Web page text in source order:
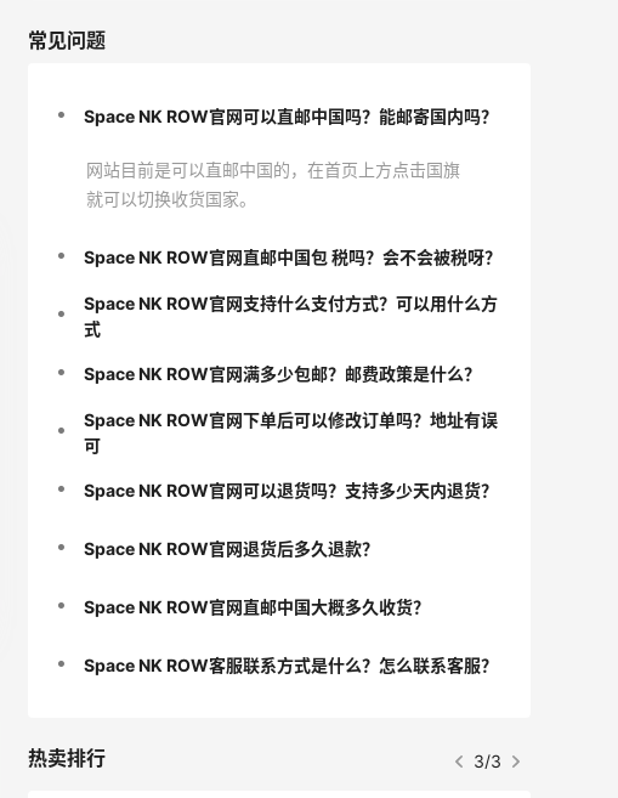
常见问题
Space NK ROW官网可以直邮中国吗？能邮寄国内吗？
网站目前是可以直邮中国的，在首页上方点击国旗
就可以切换收货国家。
Space NK ROW官网直邮中国包 税吗？会不会被税呀？
Space NK ROW官网支持什么支付方式？可以用什么方
式
Space NK ROW官网满多少包邮？邮费政策是什么？
Space NK ROW官网下单后可以修改订单吗？地址有误
可
Space NK ROW官网可以退货吗？支持多少天内退货？
Space NK ROW官网退货后多久退款？
Space NK ROW官网直邮中国大概多久收货？
Space NK ROW客服联系方式是什么？怎么联系客服？
热卖排行 3/3